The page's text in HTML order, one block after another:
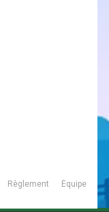
Règlement Équipe